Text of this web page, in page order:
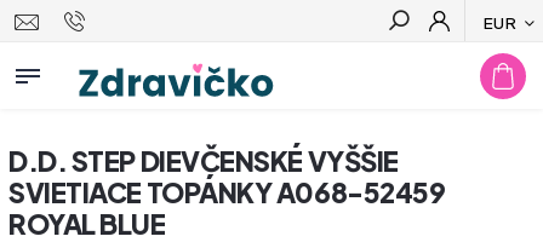
EUR
Hľadať
D.D. STEP DIEVČENSKÉ VYŠŠIE
SVIETIACE TOPÁNKY A068-52459
ROYAL BLUE